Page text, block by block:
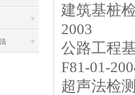
建筑基桩
2003
公路工程
F81-01-
超声法检